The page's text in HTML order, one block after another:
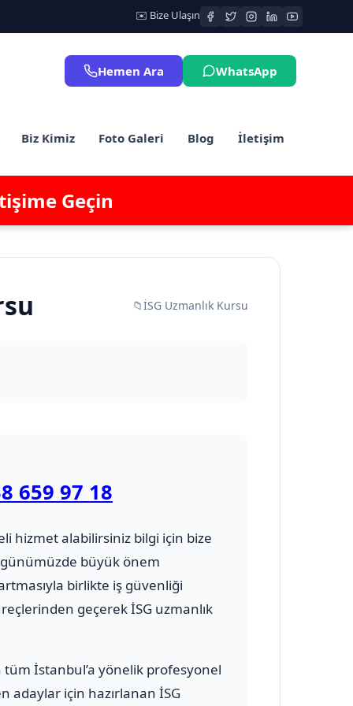
✉️ Bize Ulaşın
Biz Kimiz Foto Galeri Blog İletişim
Hemen Ara WhatsApp
Geçin
📁İSG Uzmanlık Kursu
659 97 18
hizmet alabilirsiniz bilgi için bize
günümüzde büyük önem
birlikte iş güvenliği
geçerek İSG uzmanlık
tüm İstanbul’a yönelik profesyonel
adaylar için hazırlanan İSG